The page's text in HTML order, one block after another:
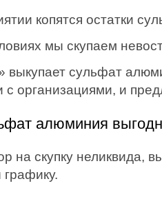
копятся остатки
мы скупаем
сульфат
с организациями, и
алюминия
на скупку неликвида,